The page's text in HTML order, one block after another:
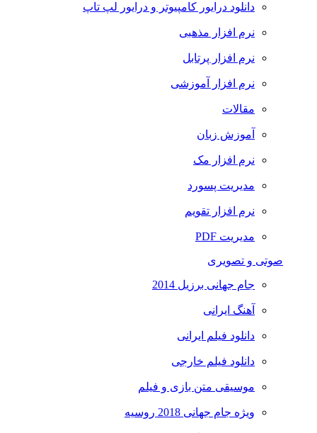
دانلود درایور کامپیوتر و درایور لپ تاپ
نرم افزار مذهبی
نرم افزار پرتابل
نرم افزار آموزشی
مقالات
آموزش زبان
نرم افزار مک
مدیریت پسورد
نرم افزار تقویم
مدیریت PDF
صوتی و تصویری
جام جهانی برزیل 2014
آهنگ ایرانی
دانلود فیلم ایرانی
دانلود فیلم خارجی
موسیقی متن بازی و فیلم
ویژه جام جهانی 2018 روسیه